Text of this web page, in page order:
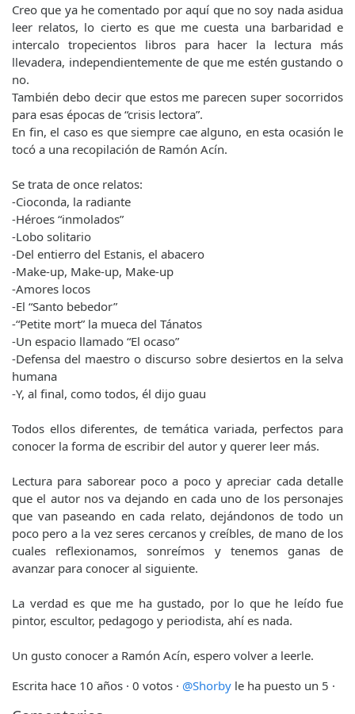
Creo que ya he comentado por aquí que no soy nada asidua
leer relatos, lo cierto es que me cuesta una barbaridad e
intercalo tropecientos libros para hacer la lectura más
llevadera, independientemente de que me estén gustando o
no.
También debo decir que estos me parecen super socorridos
para esas épocas de “crisis lectora”.
En fin, el caso es que siempre cae alguno, en esta ocasión le
tocó a una recopilación de Ramón Acín.
Se trata de once relatos:
-Cioconda, la radiante
-Héroes “inmolados”
-Lobo solitario
-Del entierro del Estanis, el abacero
-Make-up, Make-up, Make-up
-Amores locos
-El “Santo bebedor”
-“Petite mort” la mueca del Tánatos
-Un espacio llamado “El ocaso”
-Defensa del maestro o discurso sobre desiertos en la selva
humana
-Y, al final, como todos, él dijo guau
Todos ellos diferentes, de temática variada, perfectos para
conocer la forma de escribir del autor y querer leer más.
Lectura para saborear poco a poco y apreciar cada detalle
que el autor nos va dejando en cada uno de los personajes
que van paseando en cada relato, dejándonos de todo un
poco pero a la vez seres cercanos y creíbles, de mano de los
cuales reflexionamos, sonreímos y tenemos ganas de
avanzar para conocer al siguiente.
La verdad es que me ha gustado, por lo que he leído fue
pintor, escultor, pedagogo y periodista, ahí es nada.
Un gusto conocer a Ramón Acín, espero volver a leerle.
Escrita hace 10 años · 0 votos · @Shorby le ha puesto un 5 ·